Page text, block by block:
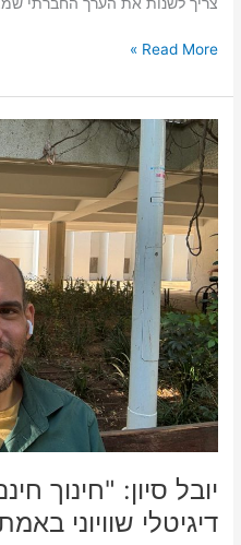
Read More »
יובל סיון: "חינוך
דיגיטלי שוויוני
יובל
סיון:
"חינוך
חינם?
הגיע
הזמן
למודל
דיגיטלי
שוויוני
באמת"